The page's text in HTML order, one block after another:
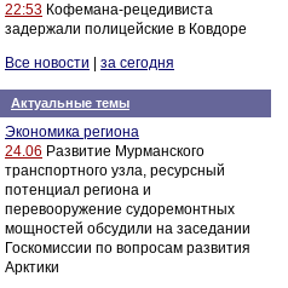
22:53 Кофемана-рецедивиста
задержали полицейские в Ковдоре
Все новости
за сегодня
Актуальные темы
Экономика региона
24.06 Развитие Мурманского
транспортного узла, ресурсный
потенциал региона и
перевооружение судоремонтных
мощностей обсудили на заседании
Госкомиссии по вопросам развития
Арктики